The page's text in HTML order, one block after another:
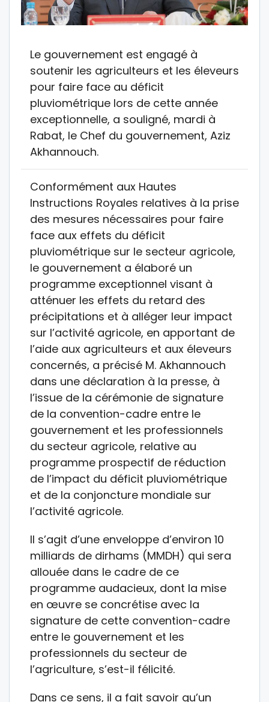
Le gouvernement est engagé à
soutenir les agriculteurs et les éleveurs
pour faire face au déficit
pluviométrique lors de cette année
exceptionnelle, a souligné, mardi à
Rabat, le Chef du gouvernement, Aziz
Akhannouch.
Conformément aux Hautes
Instructions Royales relatives à la prise
des mesures nécessaires pour faire
face aux effets du déficit
pluviométrique sur le secteur agricole,
le gouvernement a élaboré un
programme exceptionnel visant à
atténuer les effets du retard des
précipitations et à alléger leur impact
sur l’activité agricole, en apportant de
l’aide aux agriculteurs et aux éleveurs
concernés, a précisé M. Akhannouch
dans une déclaration à la presse, à
l’issue de la cérémonie de signature
de la convention-cadre entre le
gouvernement et les professionnels
du secteur agricole, relative au
programme prospectif de réduction
de l’impact du déficit pluviométrique
et de la conjoncture mondiale sur
l’activité agricole.
Il s’agit d’une enveloppe d’environ 10
milliards de dirhams (MMDH) qui sera
allouée dans le cadre de ce
programme audacieux, dont la mise
en œuvre se concrétise avec la
signature de cette convention-cadre
entre le gouvernement et les
professionnels du secteur de
l’agriculture, s’est-il félicité.
Dans ce sens, il a fait savoir qu’un